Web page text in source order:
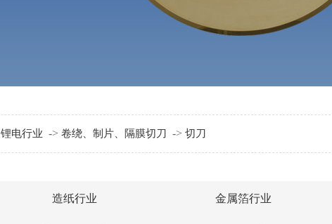
行业
锂电行业 -> 卷绕、制片、隔膜切刀 -> 切刀
造纸行业 金属箔行业